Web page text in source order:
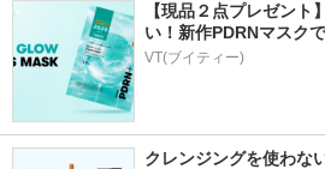
【現品２点プレゼント
い！新作PDRNマスク
VT(ブイティー)
クレンジングを使わな